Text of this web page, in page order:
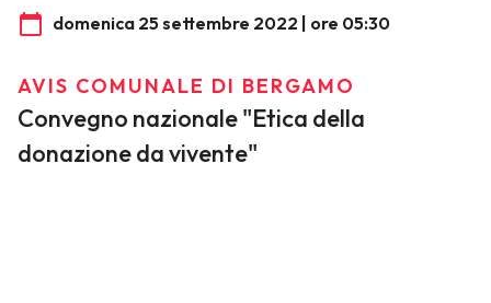
domenica 25 settembre 2022 | ore 05:30
AVIS COMUNALE DI BERGAMO
Convegno nazionale "Etica della
donazione da vivente"